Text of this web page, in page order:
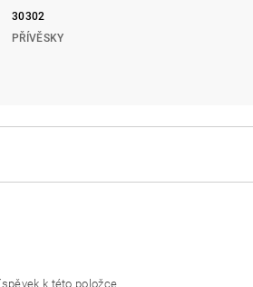
30302
PŘÍVĚSKY
k této položce.